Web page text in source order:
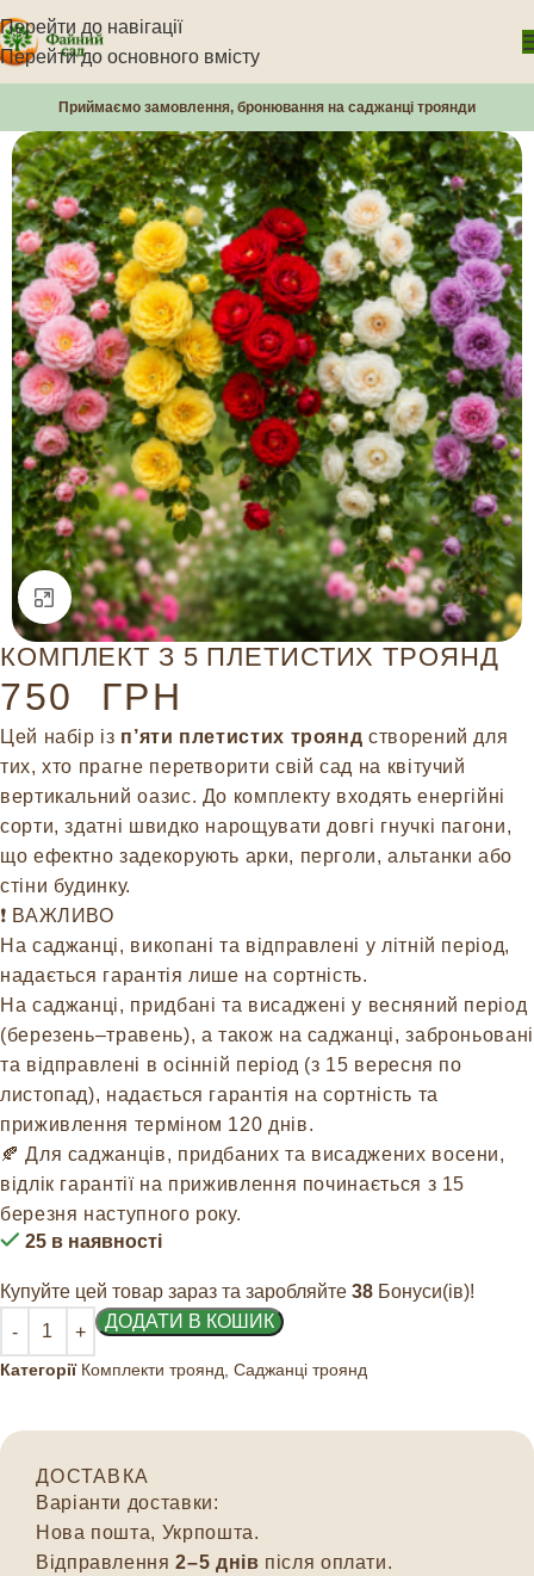
Перейти до навігації
Перейти до основного вмісту
Приймаємо замовлення, бронювання на саджанці троянди
Натисніть, щоб збільшити
КОМПЛЕКТ З 5 ПЛЕТИСТИХ ТРОЯНД
750 ГРН
Цей набір із п’яти плетистих троянд створений для
тих, хто прагне перетворити свій сад на квітучий
вертикальний оазис. До комплекту входять енергійні
сорти, здатні швидко нарощувати довгі гнучкі пагони,
що ефектно задекорують арки, перголи, альтанки або
стіни будинку.
❗️ ВАЖЛИВО
На саджанці, викопані та відправлені у літній період,
надається гарантія лише на сортність.
На саджанці, придбані та висаджені у весняний період
(березень–травень), а також на саджанці, заброньовані
та відправлені в осінній період (з 15 вересня по
листопад), надається гарантія на сортність та
приживлення терміном 120 днів.
🍂 Для саджанців, придбаних та висаджених восени,
відлік гарантії на приживлення починається з 15
березня наступного року.
25 в наявності
Купуйте цей товар зараз та заробляйте 38 Бонуси(ів)!
ДОДАТИ В КОШИК
Категорії Комплекти троянд Саджанці троянд
ДОСТАВКА
Варіанти доставки:
Нова пошта, Укрпошта.
Відправлення2–5 днів після оплати.